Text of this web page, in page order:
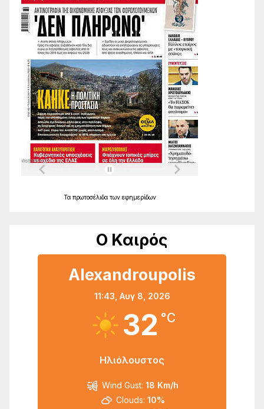
Τα πρωτοσέλιδα των εφημερίδων
Ο Καιρός
Alexandroupolis
11:43, Αυγ 8, 2026
32 °C
Ηλιόλουστος
Wind Gust: 18 Km/h
Clouds: 10%